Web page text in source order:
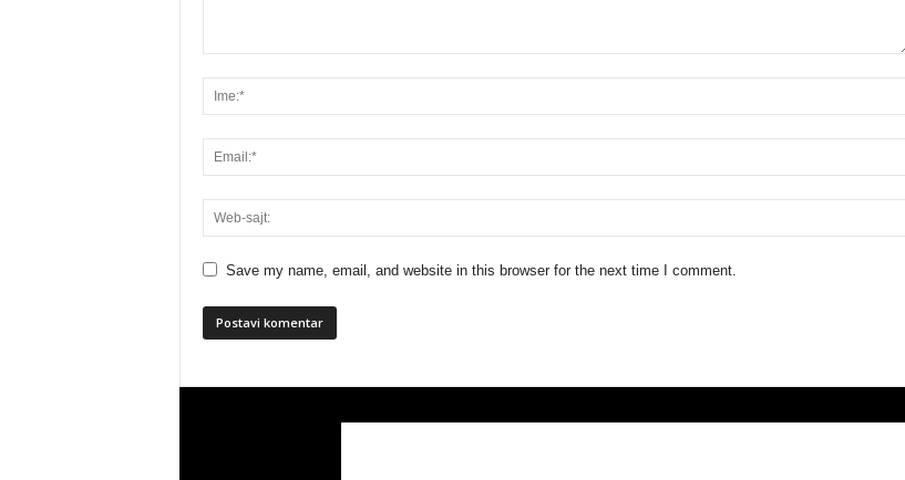
Save my name, email, and website in this browser for the next time I comment.